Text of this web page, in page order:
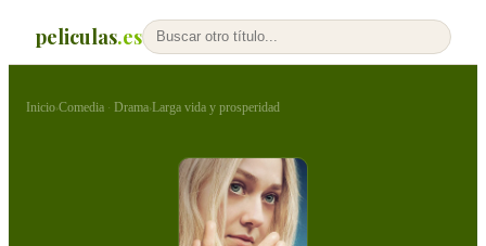
peliculas.es
Inicio›Comedia · Drama›Larga vida y prosperidad